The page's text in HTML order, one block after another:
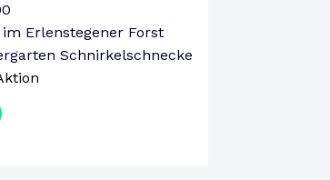
Erlenstegener Forst
Schnirkelschnecke